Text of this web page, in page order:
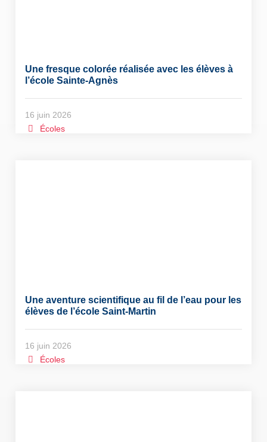
Une fresque colorée réalisée avec les élèves à
l’école Sainte-Agnès
16 juin 2026
Écoles
Une aventure scientifique au fil de l’eau pour les
élèves de l’école Saint-Martin
16 juin 2026
Écoles